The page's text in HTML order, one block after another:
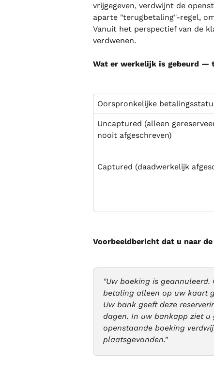
vrijgegeven, verdwijnt de
aparte "terugbetaling"-regel,
Vanuit het perspectief van de
verdwenen.
Wat er werkelijk is gebeurd —
Oorspronkelijke
Uncaptured (alleen
nooit afgeschreven)
Captured (daadwerkelijk
Voorbeeldbericht dat u naar
"Uw boeking is
betaling alleen op uw kaart
Uw bank geeft deze
dagen. In uw bankapp ziet
openstaande boeking
plaatsgevonden."